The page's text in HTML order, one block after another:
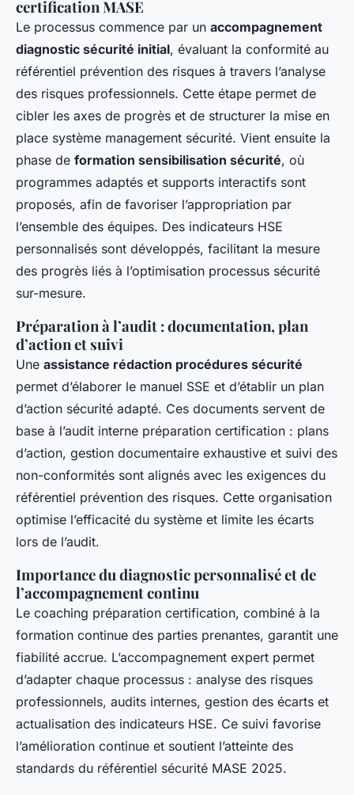
certification MASE
Le processus commence par un accompagnement
diagnostic sécurité initial, évaluant la conformité au
référentiel prévention des risques à travers l’analyse
des risques professionnels. Cette étape permet de
cibler les axes de progrès et de structurer la mise en
place système management sécurité. Vient ensuite la
phase de formation sensibilisation sécurité, où
programmes adaptés et supports interactifs sont
proposés, afin de favoriser l’appropriation par
l’ensemble des équipes. Des indicateurs HSE
personnalisés sont développés, facilitant la mesure
des progrès liés à l’optimisation processus sécurité
sur-mesure.
Préparation à l’audit : documentation, plan
d’action et suivi
Une assistance rédaction procédures sécurité
permet d’élaborer le manuel SSE et d’établir un plan
d’action sécurité adapté. Ces documents servent de
base à l’audit interne préparation certification : plans
d’action, gestion documentaire exhaustive et suivi des
non-conformités sont alignés avec les exigences du
référentiel prévention des risques. Cette organisation
optimise l’efficacité du système et limite les écarts
lors de l’audit.
Importance du diagnostic personnalisé et de
l’accompagnement continu
Le coaching préparation certification, combiné à la
formation continue des parties prenantes, garantit une
fiabilité accrue. L’accompagnement expert permet
d’adapter chaque processus : analyse des risques
professionnels, audits internes, gestion des écarts et
actualisation des indicateurs HSE. Ce suivi favorise
l’amélioration continue et soutient l’atteinte des
standards du référentiel sécurité MASE 2025.